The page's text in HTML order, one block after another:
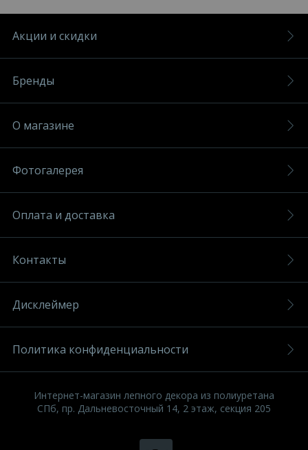
Акции и скидки
Бренды
О магазине
Фотогалерея
Оплата и доставка
Контакты
Дисклеймер
Политика конфиденциальности
Интернет-магазин лепного декора из полиуретана
СПб, пр. Дальневосточный 14, 2 этаж, секция 205